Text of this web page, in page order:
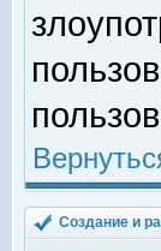
Создание и